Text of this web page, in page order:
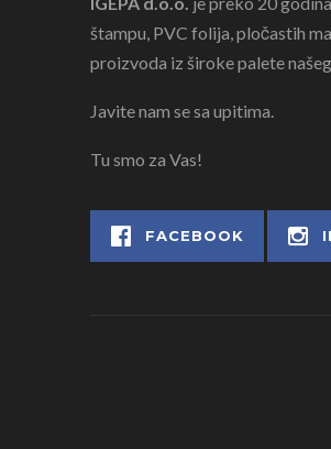
štampu, PVC folija, pločastih
proizvoda iz široke palete
Javite nam se sa upitima.
Tu smo za Vas!
FACEBOOK